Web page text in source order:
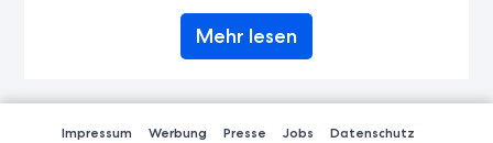
Mehr lesen
Impressum Werbung Presse Jobs
Datenschutz